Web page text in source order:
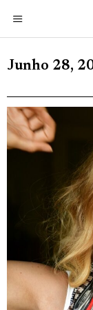
Junho 28,